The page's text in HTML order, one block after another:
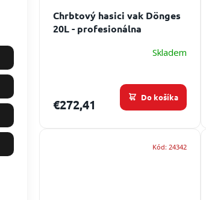
Chrbtový hasici vak Dönges
20L - profesionálna
Skladem
€272,41 Do košíka
Kód: 24342